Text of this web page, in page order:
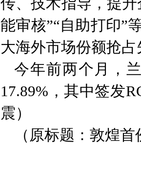
传、技术指导，提
能审核”“自助打印”
大海外市场份额抢占
今年前两个月，
17.89%，其中签发
震）
（原标题：敦煌